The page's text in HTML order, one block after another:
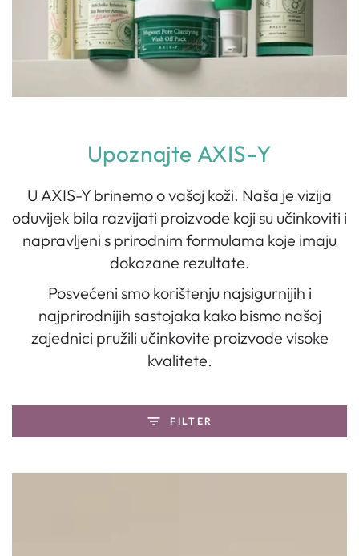
Upoznajte AXIS-Y
U AXIS-Y brinemo o vašoj koži. Naša je vizija
oduvijek bila razvijati proizvode koji su učinkoviti i
napravljeni s prirodnim formulama koje imaju
dokazane rezultate.
Posvećeni smo korištenju najsigurnijih i
najprirodnijih sastojaka kako bismo našoj
zajednici pružili učinkovite proizvode visoke
kvalitete.
FILTER